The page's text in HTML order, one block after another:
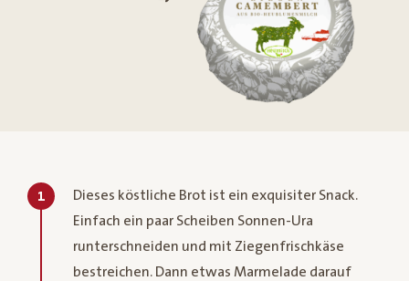
1
Dieses köstliche Brot ist ein exquisiter Snack.
Einfach ein paar Scheiben Sonnen-Ura
runterschneiden und mit Ziegenfrischkäse
bestreichen. Dann etwas Marmelade darauf